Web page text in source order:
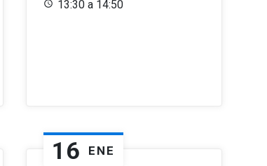
13:30 a 14:50
16 ENE